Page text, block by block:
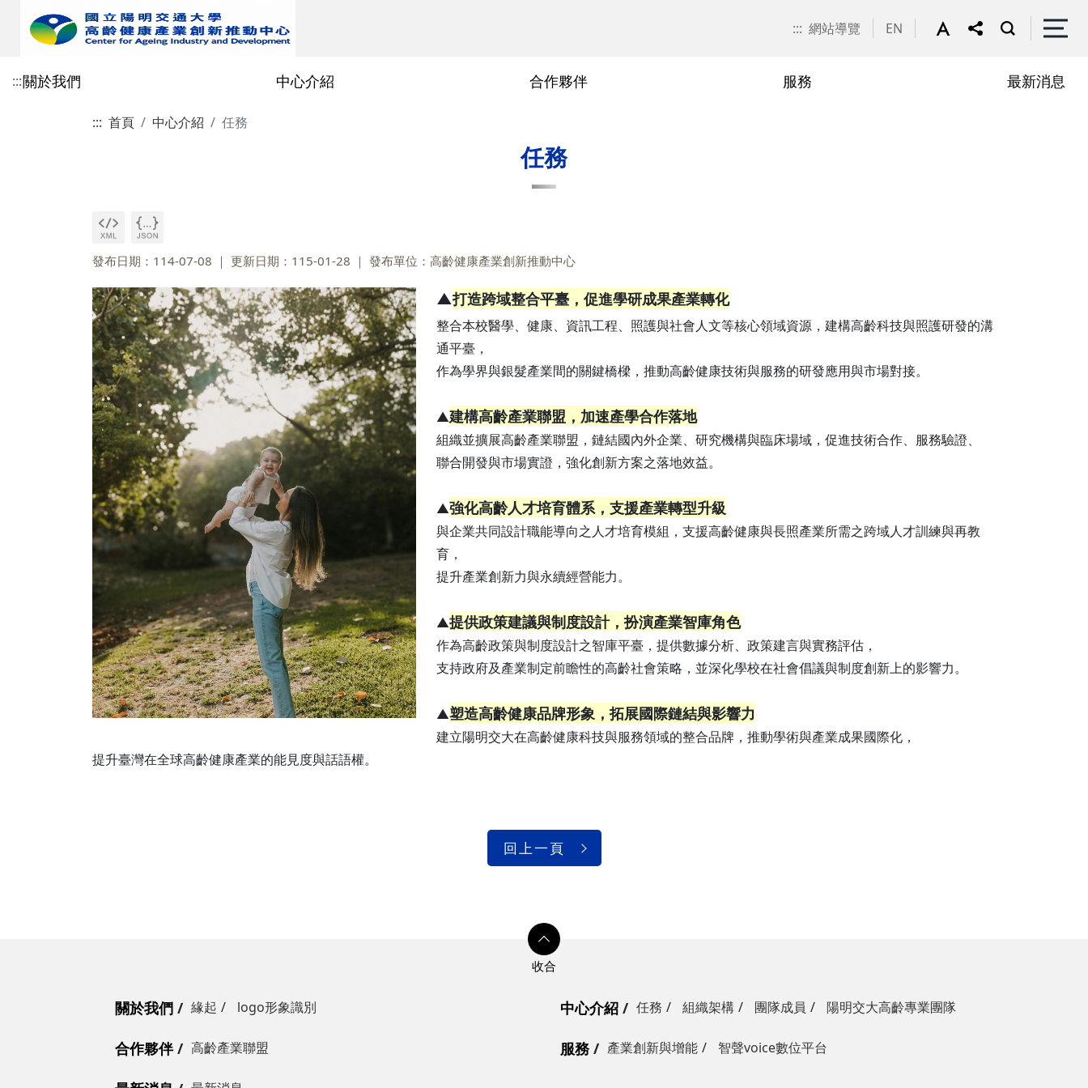
::: 網站導覽 EN
:::關於我們 中心介紹 合作夥伴 服務 最新消息
::: 首頁 中心介紹 任務
任務
發布日期：114-07-08 更新日期：115-01-28 發布單位：高齡健康產業創新推動中心
▲打造跨域整合平臺，促進學研成果產業轉化
整合本校醫學、健康、資訊工程、照護與社會人文等核心領域資源，建構高齡科技與照護研發的溝
通平臺，
作為學界與銀髮產業間的關鍵橋樑，推動高齡健康技術與服務的研發應用與市場對接。
▲建構高齡產業聯盟，加速產學合作落地
組織並擴展高齡產業聯盟，鏈結國內外企業、研究機構與臨床場域，促進技術合作、服務驗證、
聯合開發與市場實證，強化創新方案之落地效益。
▲強化高齡人才培育體系，支援產業轉型升級
與企業共同設計職能導向之人才培育模組，支援高齡健康與長照產業所需之跨域人才訓練與再教
育，
提升產業創新力與永續經營能力。
▲提供政策建議與制度設計，扮演產業智庫角色
作為高齡政策與制度設計之智庫平臺，提供數據分析、政策建言與實務評估，
支持政府及產業制定前瞻性的高齡社會策略，並深化學校在社會倡議與制度創新上的影響力。
▲塑造高齡健康品牌形象，拓展國際鏈結與影響力
建立陽明交大在高齡健康科技與服務領域的整合品牌，推動學術與產業成果國際化，
提升臺灣在全球高齡健康產業的能見度與話語權。
回上一頁
關於我們 緣起 logo形象識別 中心介紹 任務 組織架構 團隊成員 陽明交大高齡專業團隊
合作夥伴 高齡產業聯盟 服務 產業創新與增能 智聲voice數位平台